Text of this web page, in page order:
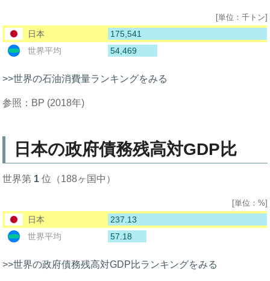
[単位：千トン]
日本
175,541
世界平均
54,469
>>世界の石油消費量ランキングをみる
参照：BP (2018年)
日本の政府債務残高対GDP比
世界第 1 位（188ヶ国中）
[単位：%]
日本
237.13
世界平均
57.18
>>世界の政府債務残高対GDP比ランキングをみる